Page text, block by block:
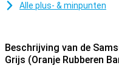
Alle plus- & minpunten
Beschrijving van de
Grijs (Oranje Rubberen